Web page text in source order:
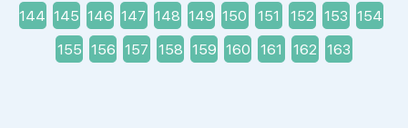
144 145 146 147 148 149 150 151 152 153 154
155 156 157 158 159 160 161 162 163